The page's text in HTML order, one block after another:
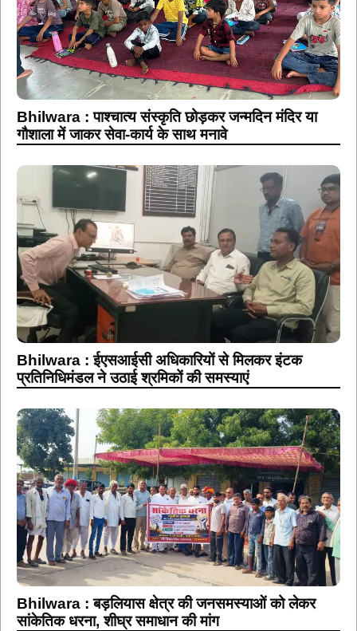
Bhilwara : पाश्चात्य संस्कृति छोड़कर जन्मदिन मंदिर या
गौशाला में जाकर सेवा-कार्य के साथ मनावे
Bhilwara : ईएसआईसी अधिकारियों से मिलकर इंटक
प्रतिनिधिमंडल ने उठाई श्रमिकों की समस्याएं
Bhilwara : बड़लियास क्षेत्र की जनसमस्याओं को लेकर
सांकेतिक धरना, शीघ्र समाधान की मांग